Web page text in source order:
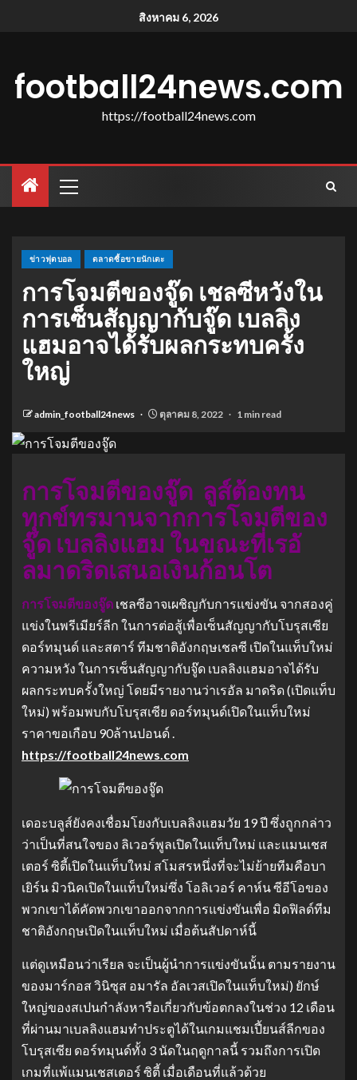
สิงหาคม 6, 2026
football24news.com
https://football24news.com
ข่าวฟุตบอล ตลาดซื้อขายนักเตะ
การโจมตีของจู๊ด เชลซีหวังใน
การเซ็นสัญญากับจู๊ด เบลลิง
แฮมอาจได้รับผลกระทบครั้ง
ใหญ่
admin_football24news ตุลาคม 8, 2022 1 min read
การโจมตีของจู๊ด ลูส์ต้องทน
ทุกข์ทรมานจากการโจมตีของ
จู๊ด เบลลิงแฮม ในขณะที่เรอั
ลมาดริดเสนอเงินก้อนโต
การโจมตีของจู๊ด เชลซีอาจเผชิญกับการแข่งขัน จากสองคู่
แข่งในพรีเมียร์ลีก ในการต่อสู้เพื่อเซ็นสัญญากับโบรุสเซีย
ดอร์ทมุนด์ และสตาร์ ทีมชาติอังกฤษเชลซี เปิดในแท็บใหม่
ความหวัง ในการเซ็นสัญญากับจู๊ด เบลลิงแฮมอาจได้รับ
ผลกระทบครั้งใหญ่ โดยมีรายงานว่าเรอัล มาดริด (เปิดแท็บ
ใหม่) พร้อมพบกับโบรุสเซีย ดอร์ทมุนด์เปิดในแท็บใหม่
ราคาขอเกือบ 90ล้านปอนด์ .
https://football24news.com
เดอะบลูส์ยังคงเชื่อมโยงกับเบลลิงแฮมวัย 19 ปี ซึ่งถูกกล่าว
ว่าเป็นที่สนใจของ ลิเวอร์พูลเปิดในแท็บใหม่ และแมนเชส
เตอร์ ซิตี้เปิดในแท็บใหม่ สโมสรหนึ่งที่จะไม่ย้ายทีมคือบา
เยิร์น มิวนิคเปิดในแท็บใหม่ซึ่ง โอลิเวอร์ คาห์น ซีอีโอของ
พวกเขาได้คัดพวกเขาออกจากการแข่งขันเพื่อ มิดฟิลด์ทีม
ชาติอังกฤษเปิดในแท็บใหม่ เมื่อต้นสัปดาห์นี้
แต่ดูเหมือนว่าเรียล จะเป็นผู้นำการแข่งขันนั้น ตามรายงาน
ของมาร์กอส วินิซุส อมารัล อัลเวสเปิดในแท็บใหม่) ยักษ์
ใหญ่ของสเปนกำลังหารือเกี่ยวกับข้อตกลงในช่วง 12 เดือน
ที่ผ่านมาเบลลิงแฮมทำประตูได้ในเกมแชมเปี้ยนส์ลีกของ
โบรุสเซีย ดอร์ทมุนด์ทั้ง 3 นัดในฤดูกาลนี้ รวมถึงการเปิด
เกมที่แพ้แมนเชสเตอร์ ซิตี้ เมื่อเดือนที่แล้วด้วย